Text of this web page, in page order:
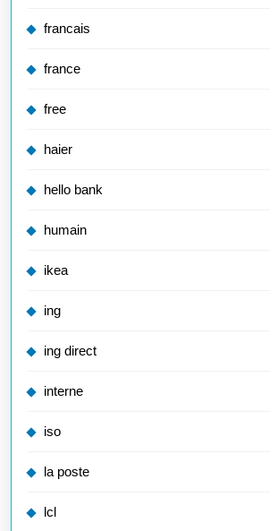
francais
france
free
haier
hello bank
humain
ikea
ing
ing direct
interne
iso
la poste
lcl